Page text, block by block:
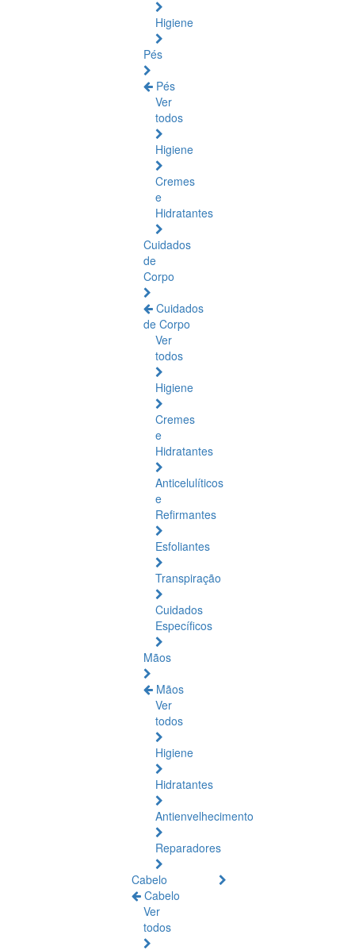
Higiene
Pés
Pés
Ver
todos
Higiene
Cremes
e
Hidratantes
Cuidados
de
Corpo
Cuidados
de Corpo
Ver
todos
Higiene
Cremes
e
Hidratantes
Anticelulíticos
e
Refirmantes
Esfoliantes
Transpiração
Cuidados
Específicos
Mãos
Mãos
Ver
todos
Higiene
Hidratantes
Antienvelhecimento
Reparadores
Cabelo
Cabelo
Ver
todos